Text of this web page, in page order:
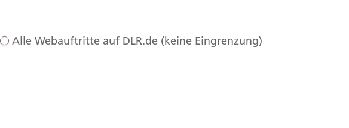
Alle Webauftritte auf DLR.de (keine Eingrenzung)